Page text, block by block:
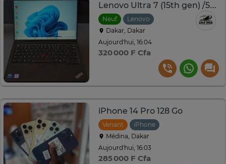
Lenovo Ultra 7 (15th gen) /512gb / 16gb ram
Neuf
Lenovo
Dakar, Dakar
Aujourd'hui, 16:04
320 000 F Cfa
iPhone 14 Pro 128 Go
Venant
iPhone
Médina, Dakar
Aujourd'hui, 16:03
285 000 F Cfa